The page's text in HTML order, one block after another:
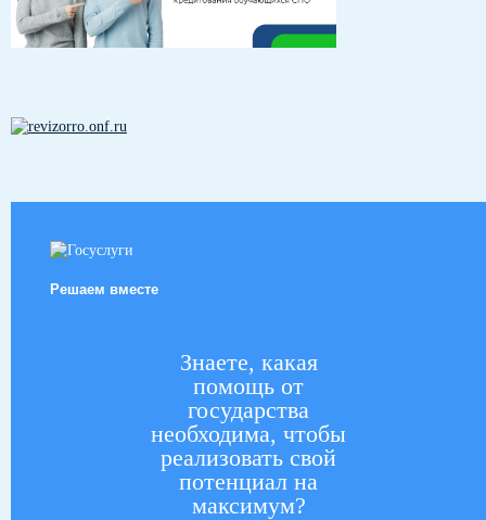
Решаем вместе
Знаете, какая
помощь от
государства
необходима, чтобы
реализовать свой
потенциал на
максимум?